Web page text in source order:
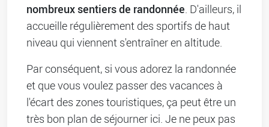
nombreux sentiers de randonnée. D'ailleurs, il
accueille régulièrement des sportifs de haut
niveau qui viennent s'entraîner en altitude.
Par conséquent, si vous adorez la randonnée
et que vous voulez passer des vacances à
l'écart des zones touristiques, ça peut être un
très bon plan de séjourner ici. Je ne peux pas